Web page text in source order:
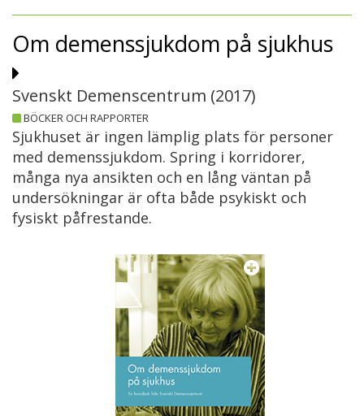
Om demenssjukdom på sjukhus
Svenskt Demenscentrum (2017)
BÖCKER OCH RAPPORTER
Sjukhuset är ingen lämplig plats för personer
med demenssjukdom. Spring i korridorer,
många nya ansikten och en lång väntan på
undersökningar är ofta både psykiskt och
fysiskt påfrestande.